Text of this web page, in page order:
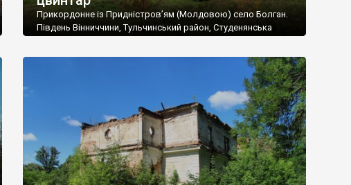
Прикордонне із Придністров’ям (Молдовою) село Болган.
Південь Вінниччини, Тульчинський район, Студенянська
старовинний цвинтар із кам’яними хрестами. Всі епітафії, які
збереглися, написані кирилицею, церковнослов’янською
мовою. За всіма традиційними ознаками – цвинтар
український. Хрести датуються 19 століттям. У 1924-1940
роках Болган […]